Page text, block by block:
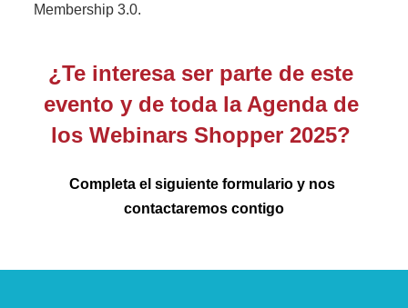
Membership 3.0.
¿Te interesa ser parte de este
evento y de toda la Agenda de
los Webinars Shopper 2025?
Completa el siguiente formulario y nos
contactaremos contigo